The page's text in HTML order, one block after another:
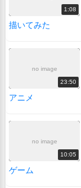
1:08
描いてみた
no image
23:50
アニメ
no image
10:05
ゲーム